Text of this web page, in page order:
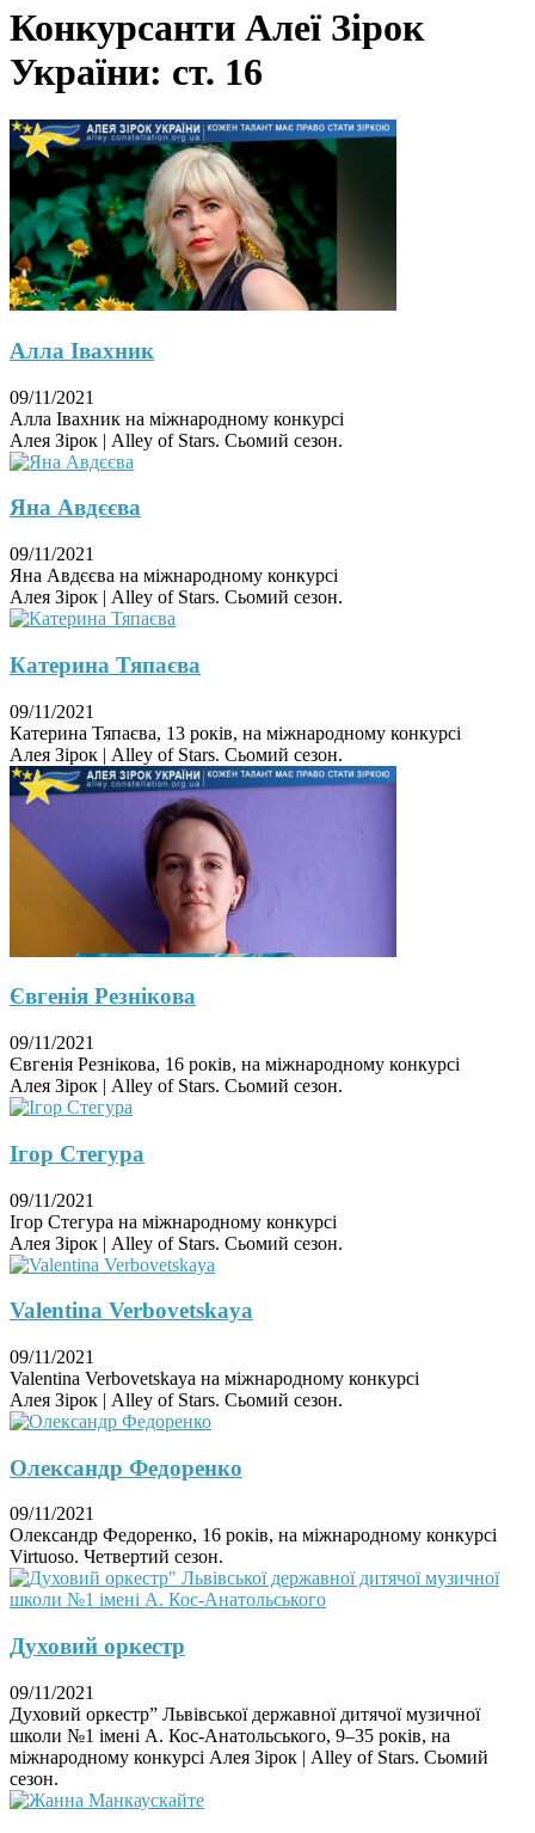
Конкурсанти Алеї Зірок
України: ст. 16
Алла Івахник
09/11/2021
Алла Івахник на міжнародному конкурсі
Алея Зірок | Alley of Stars. Сьомий сезон.
Яна Авдєєва
09/11/2021
Яна Авдєєва на міжнародному конкурсі
Алея Зірок | Alley of Stars. Сьомий сезон.
Катерина Тяпаєва
09/11/2021
Катерина Тяпаєва, 13 років, на міжнародному конкурсі
Алея Зірок | Alley of Stars. Сьомий сезон.
Євгенія Резнікова
09/11/2021
Євгенія Резнікова, 16 років, на міжнародному конкурсі
Алея Зірок | Alley of Stars. Сьомий сезон.
Ігор Стегура
09/11/2021
Ігор Стегура на міжнародному конкурсі
Алея Зірок | Alley of Stars. Сьомий сезон.
Valentina Verbovetskaya
09/11/2021
Valentina Verbovetskaya на міжнародному конкурсі
Алея Зірок | Alley of Stars. Сьомий сезон.
Олександр Федоренко
09/11/2021
Олександр Федоренко, 16 років, на міжнародному конкурсі
Virtuoso. Четвертий сезон.
Духовий оркестр
09/11/2021
Духовий оркестр” Львівської державної дитячої музичної
школи №1 імені А. Кос-Анатольського, 9–35 років, на
міжнародному конкурсі Алея Зірок | Alley of Stars. Сьомий
сезон.